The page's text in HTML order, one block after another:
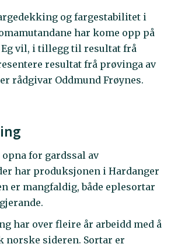
og fargestabilitet i
har kome opp på
Eg vil, i tillegg til resultat frå
resultat frå prøvinga av
rådgivar Oddmund Frøynes.
for gardssal av
har produksjonen i Hardanger
er mangfaldig, både eplesortar
har over fleire år arbeidd med å
norske sideren. Sortar er